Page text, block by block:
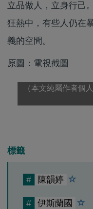
立品做人，立身行己
狂熱中，有些人仍在
義的空間。
原圖：電視截圖
（本文純屬作者個
標籤
# 陳韻婷
# 伊斯蘭國